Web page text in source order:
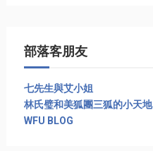
部落客朋友
七先生與艾小姐
林氏璧和美狐團三狐的小天地
WFU BLOG